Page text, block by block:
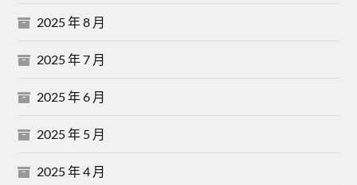
2025 年 8 月
2025 年 7 月
2025 年 6 月
2025 年 5 月
2025 年 4 月